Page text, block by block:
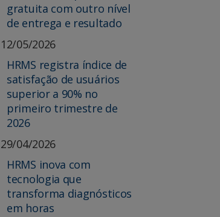
gratuita com outro nível
de entrega e resultado
12/05/2026
HRMS registra índice de
satisfação de usuários
superior a 90% no
primeiro trimestre de
2026
29/04/2026
HRMS inova com
tecnologia que
transforma diagnósticos
em horas